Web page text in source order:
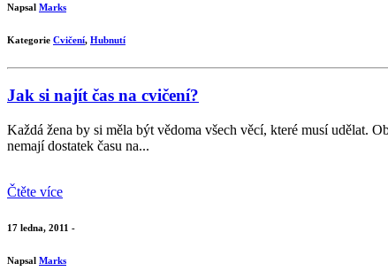
Napsal Marks
Kategorie Cvičení, Hubnutí
Jak si najít čas na cvičení?
Každá žena by si měla být vědoma všech věcí, které musí udělat.
nemají dostatek času na...
Čtěte více
17 ledna, 2011 -
Napsal Marks